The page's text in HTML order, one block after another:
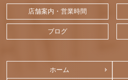
店舗案内・営業時間
ブログ
ホーム